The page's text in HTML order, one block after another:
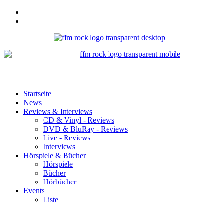
Startseite
News
Reviews & Interviews
CD & Vinyl - Reviews
DVD & BluRay - Reviews
Live - Reviews
Interviews
Hörspiele & Bücher
Hörspiele
Bücher
Hörbücher
Events
Liste